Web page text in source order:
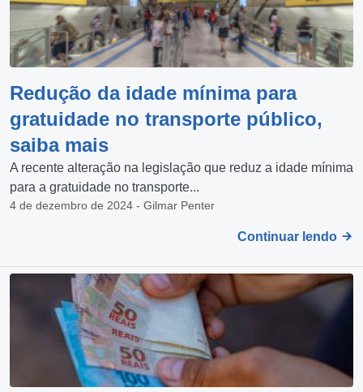
Redução da idade mínima para
gratuidade no transporte público,
saiba mais
A recente alteração na legislação que reduz a idade mínima
para a gratuidade no transporte...
4 de dezembro de 2024 - Gilmar Penter
Continuar lendo